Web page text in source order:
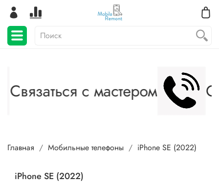
Связаться с мастером
Главная Мобильные телефоны iPhone SE (2022)
iPhone SE (2022)